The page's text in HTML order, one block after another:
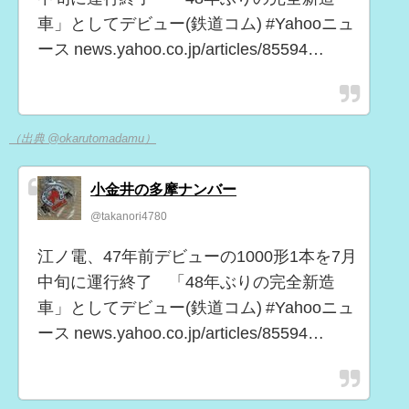
車」としてデビュー(鉄道コム) #Yahooニュ
ース news.yahoo.co.jp/articles/85594…
（出典 @okarutomadamu）
小金井の多摩ナンバー
@takanori4780
江ノ電、47年前デビューの1000形1本を7月
中旬に運行終了 「48年ぶりの完全新造
車」としてデビュー(鉄道コム) #Yahooニュ
ース news.yahoo.co.jp/articles/85594…